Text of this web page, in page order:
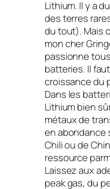
Lithium. Il y a
des terres
du tout). Mais
mon cher
passionne
batteries. Il
croissance du
Dans les
Lithium bien
métaux de
en abondance
Chili ou de
ressource
Laissez aux
peak gas, du